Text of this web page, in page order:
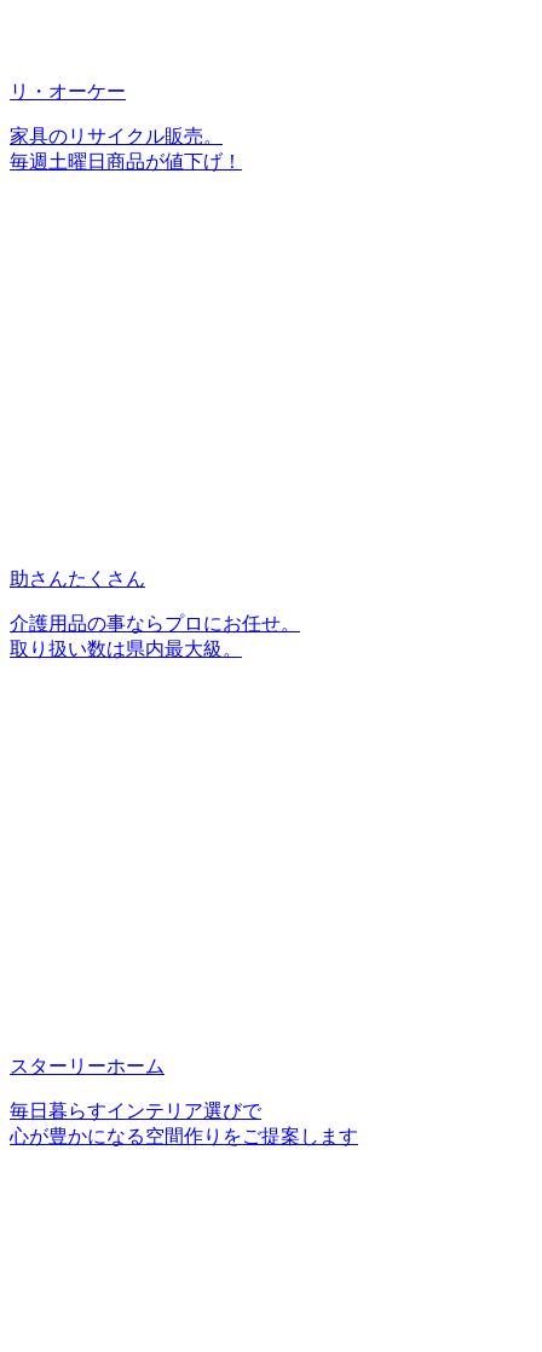
リ・オーケー
家具のリサイクル販売。
毎週土曜日商品が値下げ！
助さんたくさん
介護用品の事ならプロにお任せ。
取り扱い数は県内最大級。
スターリーホーム
毎日暮らすインテリア選びで
心が豊かになる空間作りをご提案します